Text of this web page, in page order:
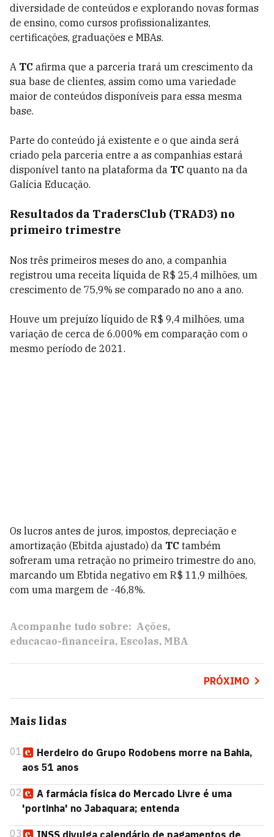
diversidade de conteúdos e explorando novas formas
de ensino, como cursos profissionalizantes,
certificações, graduações e MBAs.
A TC afirma que a parceria trará um crescimento da
sua base de clientes, assim como uma variedade
maior de conteúdos disponíveis para essa mesma
base.
Parte do conteúdo já existente e o que ainda será
criado pela parceria entre a as companhias estará
disponível tanto na plataforma da TC quanto na da
Galícia Educação.
Resultados da TradersClub (TRAD3) no
primeiro trimestre
Nos três primeiros meses do ano, a companhia
registrou uma receita líquida de R$ 25,4 milhões, um
crescimento de 75,9% se comparado no ano a ano.
Houve um prejuízo líquido de R$ 9,4 milhões, uma
variação de cerca de 6.000% em comparação com o
mesmo período de 2021.
Os lucros antes de juros, impostos, depreciação e
amortização (Ebitda ajustado) da TC também
sofreram uma retração no primeiro trimestre do ano,
marcando um Ebtida negativo em R$ 11,9 milhões,
com uma margem de -46,8%.
Acompanhe tudo sobre: Ações
educacao-financeira Escolas MBA
PRÓXIMO
Mais lidas
01
Herdeiro do Grupo Rodobens morre na Bahia,
aos 51 anos
02
A farmácia física do Mercado Livre é uma
'portinha' no Jabaquara; entenda
03 INSS divulga calendário de pagamentos de